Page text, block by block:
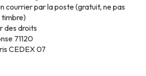
courrier par la poste (gratuit, ne pas
des droits
71120
CEDEX 07